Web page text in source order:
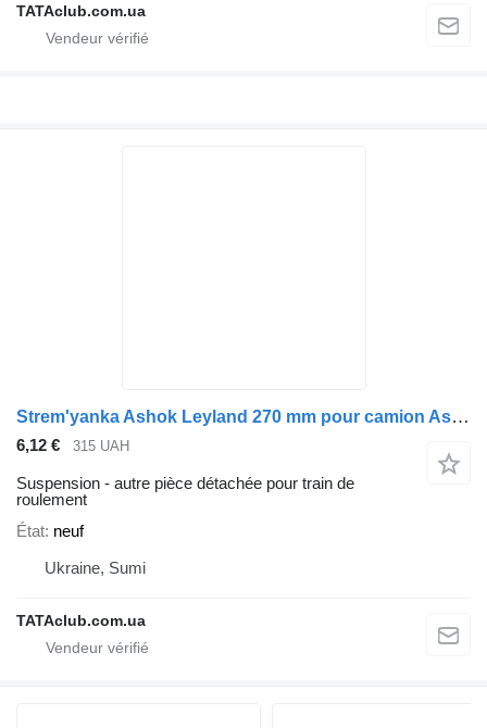
TATAclub.com.ua
Strem'yanka Ashok Leyland 270 mm pour camion Ashok Leyland
6,12 € 315 UAH
Suspension - autre pièce détachée pour train de
roulement
État neuf
Ukraine, Sumi
TATAclub.com.ua